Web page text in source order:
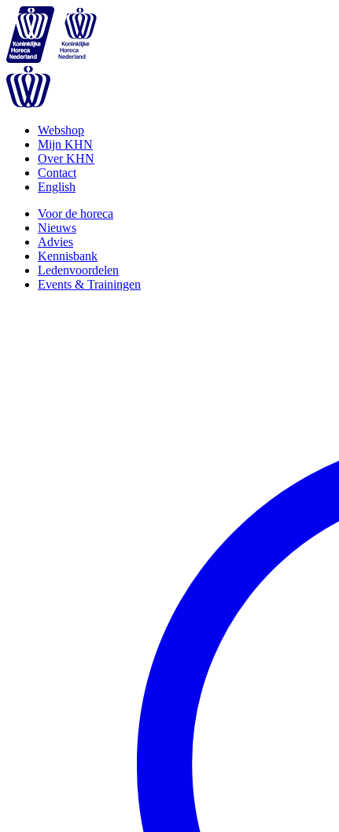
Webshop
Mijn KHN
Over KHN
Contact
English
Voor de horeca
Nieuws
Advies
Kennisbank
Ledenvoordelen
Events & Trainingen